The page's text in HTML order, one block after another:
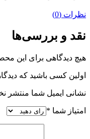
نظرات (0)
نقد و بررسی‌ها
هیچ دیدگاهی برای این
اولین کسی باشید که
نشانی ایمیل شما منتشر
امتیاز شما *